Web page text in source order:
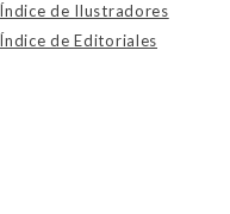
Índice de Ilustradores
Índice de Editoriales